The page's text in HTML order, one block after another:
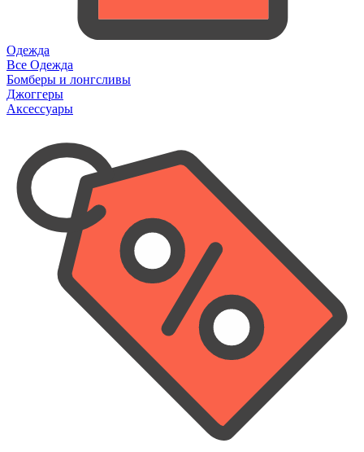
Одежда
Все Одежда
Бомберы и лонгсливы
Джоггеры
Аксессуары